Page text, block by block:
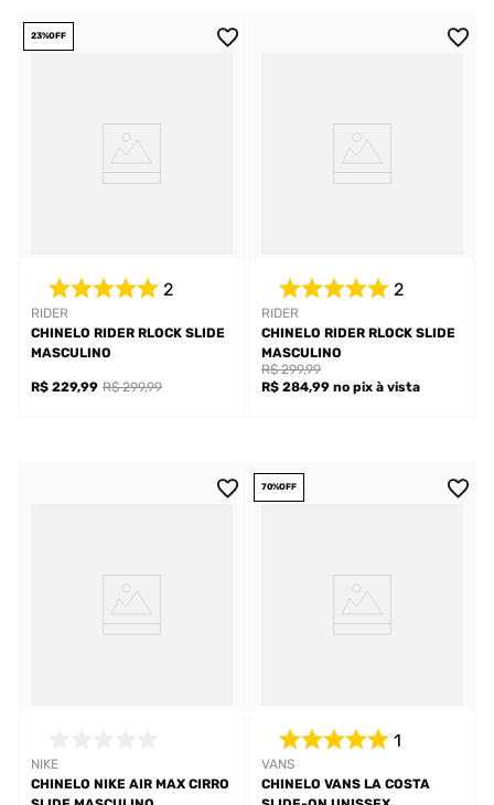
23%OFF
RIDER
2
CHINELO RIDER RLOCK SLIDE
MASCULINO
R$ 229,99 R$ 299,99
RIDER
2
CHINELO RIDER RLOCK SLIDE
MASCULINO
R$ 284,99 no pix à vista
R$ 299,99
NIKE
CHINELO NIKE AIR MAX CIRRO
70%OFF
VANS
1
CHINELO VANS LA COSTA